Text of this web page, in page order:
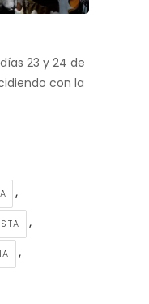
23 y 24 de
con la
,
,
,